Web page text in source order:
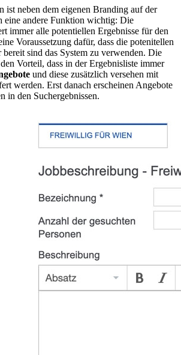
ist neben dem eigenen Branding auf der
eine andere Funktion wichtig: Die
immer alle potentiellen Ergebnisse für den
Voraussetzung dafür, dass die potenitellen
sind das System zu verwenden. Die
Vorteil, dass in der Ergebnisliste immer
und diese zusätzlich versehen mit
werden. Erst danach erscheinen Angebote
in den Suchergebnissen.